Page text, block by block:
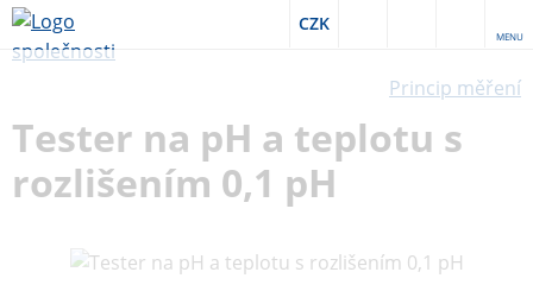
CZK
MENU
Princip měření
Tester na pH a teplotu s
rozlišením 0,1 pH